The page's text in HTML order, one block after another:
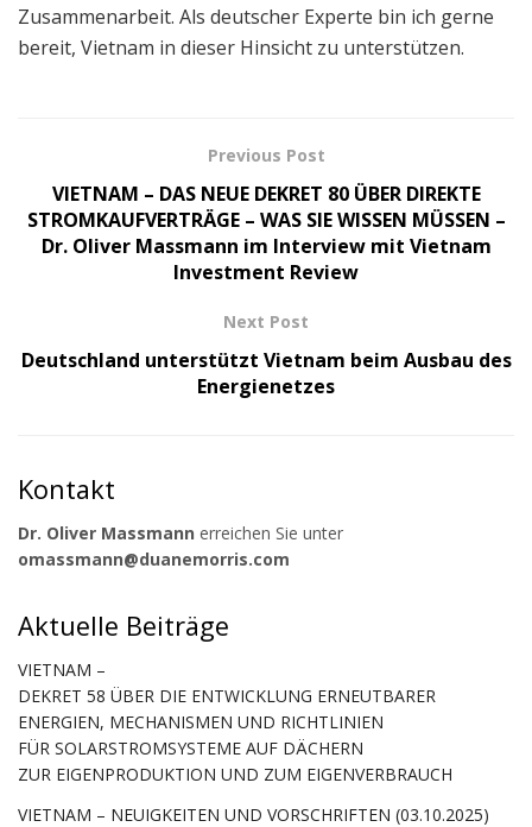
Zusammenarbeit. Als deutscher Experte bin ich gerne
bereit, Vietnam in dieser Hinsicht zu unterstützen.
Previous Post
VIETNAM – DAS NEUE DEKRET 80 ÜBER DIREKTE
STROMKAUFVERTRÄGE – WAS SIE WISSEN MÜSSEN –
Dr. Oliver Massmann im Interview mit Vietnam
Investment Review
Next Post
Deutschland unterstützt Vietnam beim Ausbau des
Energienetzes
Kontakt
Dr. Oliver Massmann erreichen Sie unter
omassmann@duanemorris.com
Aktuelle Beiträge
VIETNAM –
DEKRET 58 ÜBER DIE ENTWICKLUNG ERNEUTBARER
ENERGIEN, MECHANISMEN UND RICHTLINIEN
FÜR SOLARSTROMSYSTEME AUF DÄCHERN
ZUR EIGENPRODUKTION UND ZUM EIGENVERBRAUCH
VIETNAM – NEUIGKEITEN UND VORSCHRIFTEN (03.10.2025)